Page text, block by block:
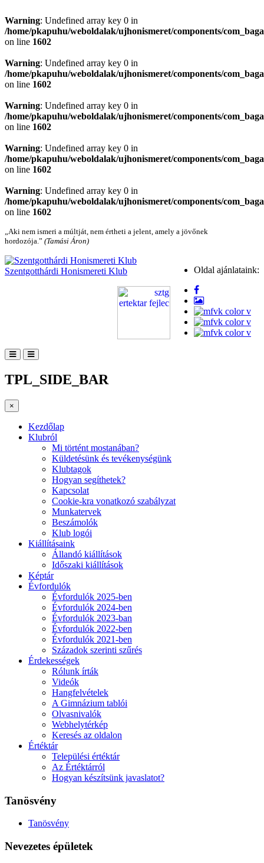
Warning: Undefined array key 0 in
/home/pkapuhu/weboldalak/ujhonismeret/components/
on line 1602
Warning: Undefined array key 0 in
/home/pkapuhu/weboldalak/ujhonismeret/components/
on line 1602
Warning: Undefined array key 0 in
/home/pkapuhu/weboldalak/ujhonismeret/components/
on line 1602
Warning: Undefined array key 0 in
/home/pkapuhu/weboldalak/ujhonismeret/components/
on line 1602
Warning: Undefined array key 0 in
/home/pkapuhu/weboldalak/ujhonismeret/components/
on line 1602
„Aki nem ismeri a múltját, nem értheti a jelent, amely a jövőnek
hordozója.” (Tamási Áron)
Oldal ajánlataink:
Szentgotthárdi Honismereti Klub
TPL_SIDE_BAR
×
Kezdőlap
Klubról
Mi történt mostanában?
Küldetésünk és tevékenységünk
Klubtagok
Hogyan segíthetek?
Kapcsolat
Cookie-kra vonatkozó szabályzat
Munkatervek
Beszámolók
Klub logói
Kiállításaink
Állandó kiállítások
Időszaki kiállítások
Képtár
Évfordulók
Évfordulók 2025-ben
Évfordulók 2024-ben
Évfordulók 2023-ban
Évfordulók 2022-ben
Évfordulók 2021-ben
Századok szerinti szűrés
Érdekességek
Rólunk írták
Videók
Hangfelvételek
A Gimnázium tablói
Olvasnivalók
Webhelytérkép
Keresés az oldalon
Értéktár
Települési értéktár
Az Értéktárról
Hogyan készítsünk javaslatot?
Tanösvény
Tanösvény
Nevezetes épületek